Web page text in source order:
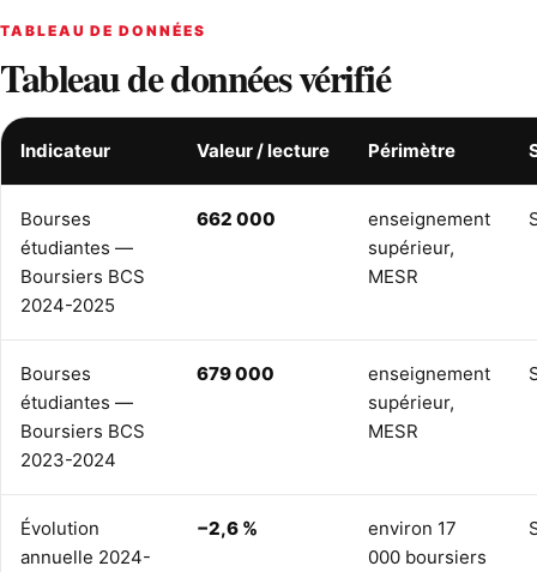
TABLEAU DE DONNÉES
Tableau de données vérifié
Indicateur Valeur / lecture Périmètre
Bourses
étudiantes —
Boursiers BCS
2024-2025
662 000
enseignement
supérieur,
MESR
Bourses
étudiantes —
Boursiers BCS
2023-2024
679 000
enseignement
supérieur,
MESR
Évolution
annuelle 2024-
−2,6 %
environ 17
000 boursiers